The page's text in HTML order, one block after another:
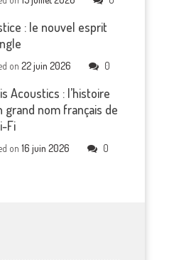
: le nouvel esprit
on22 juin 2026 0
Acoustics : l’histoire
grand nom français de
Fi
on16 juin 2026 0